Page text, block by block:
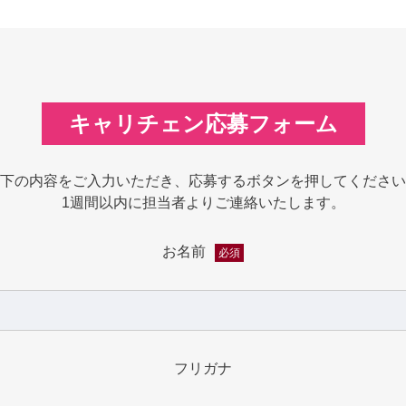
キャリチェン応募フォーム
の内容をご入力いただき、応募するボタンを押してくださ
1週間以内に担当者よりご連絡いたします。
お名前 必須
フリガナ